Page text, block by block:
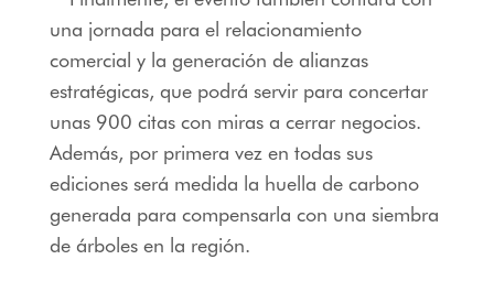
una jornada para el relacionamiento
comercial y la generación de alianzas
estratégicas, que podrá servir para concertar
unas 900 citas con miras a cerrar negocios.
Además, por primera vez en todas sus
ediciones será medida la huella de carbono
generada para compensarla con una siembra
de árboles en la región.